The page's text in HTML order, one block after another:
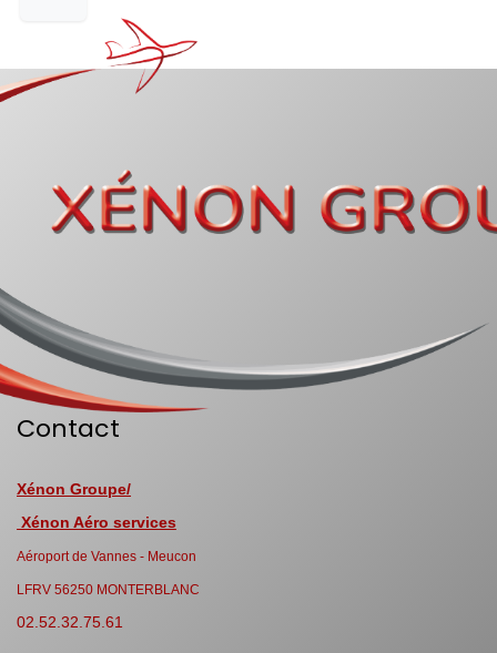
Contact
Xénon Groupe/
Xénon Aéro services
Aéroport de Vannes - Meucon
LFRV 56250 MONTERBLANC
02.52.32.75.61